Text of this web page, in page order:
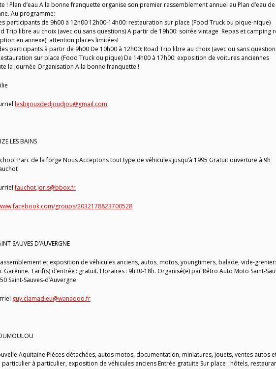
! Plan d’eau A la bonne franquette organise son premier rassemblement annuel au Plan d’eau de
Au programme:
participants de 9h00 à 12h00 12h00-14h00: restauration sur place (Food Truck ou pique-nique)
Trip libre au choix (avec ou sans questions) A partir de 19h00: soirée vintage Repas et camping
en annexe), attention places limitées!
participants à partir de 9h00 De 10h00 à 12h00: Road Trip libre au choix (avec ou sans
sur place (Food Truck ou pique) De 14h00 à 17h00: exposition de voitures anciennes
la journée Organisation A la bonne franquette !
lesbijouxdedjoudjou@gmail.com
LES BAINS
Parc de la forge Nous Acceptons tout type de véhicules jusqu’à 1995 Gratuit ouverture à 9h
fauchot.joris@bbox.fr
groups/2032178823700528
SAUVES D’AUVERGNE
et exposition de véhicules anciens, autos, motos, youngtimers, balade, vide-
Garenne. Tarif(s) d’entrée : gratuit. Horaires : 9h30-18h. Organisé(e) par Rétro Auto Moto Saint-
Saint-Sauves-d’Auvergne.
guy.clamadieu@wanadoo.fr
Aquitaine Pièces détachées, autos motos, documentation, miniatures, jouets, ventes autos
à particulier, exposition de véhicules anciens Entrée gratuite Sur place : hôtels,